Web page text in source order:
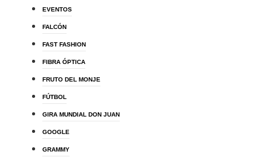
EVENTOS
FALCÓN
FAST FASHION
FIBRA ÓPTICA
FRUTO DEL MONJE
FÚTBOL
GIRA MUNDIAL DON JUAN
GOOGLE
GRAMMY